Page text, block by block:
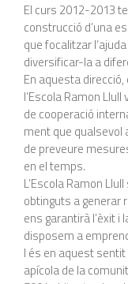
El curs 2012-2013
construcció d’una
que focalitzar
diversificar-la a
En aquesta
l’Escola Ramon
de cooperació
ment que qualsevol
de preveure
en el temps.
L’Escola Ramon
obtinguts a generar
ens garantirà l’èxit i
disposem a
I és en aquest
apícola de la